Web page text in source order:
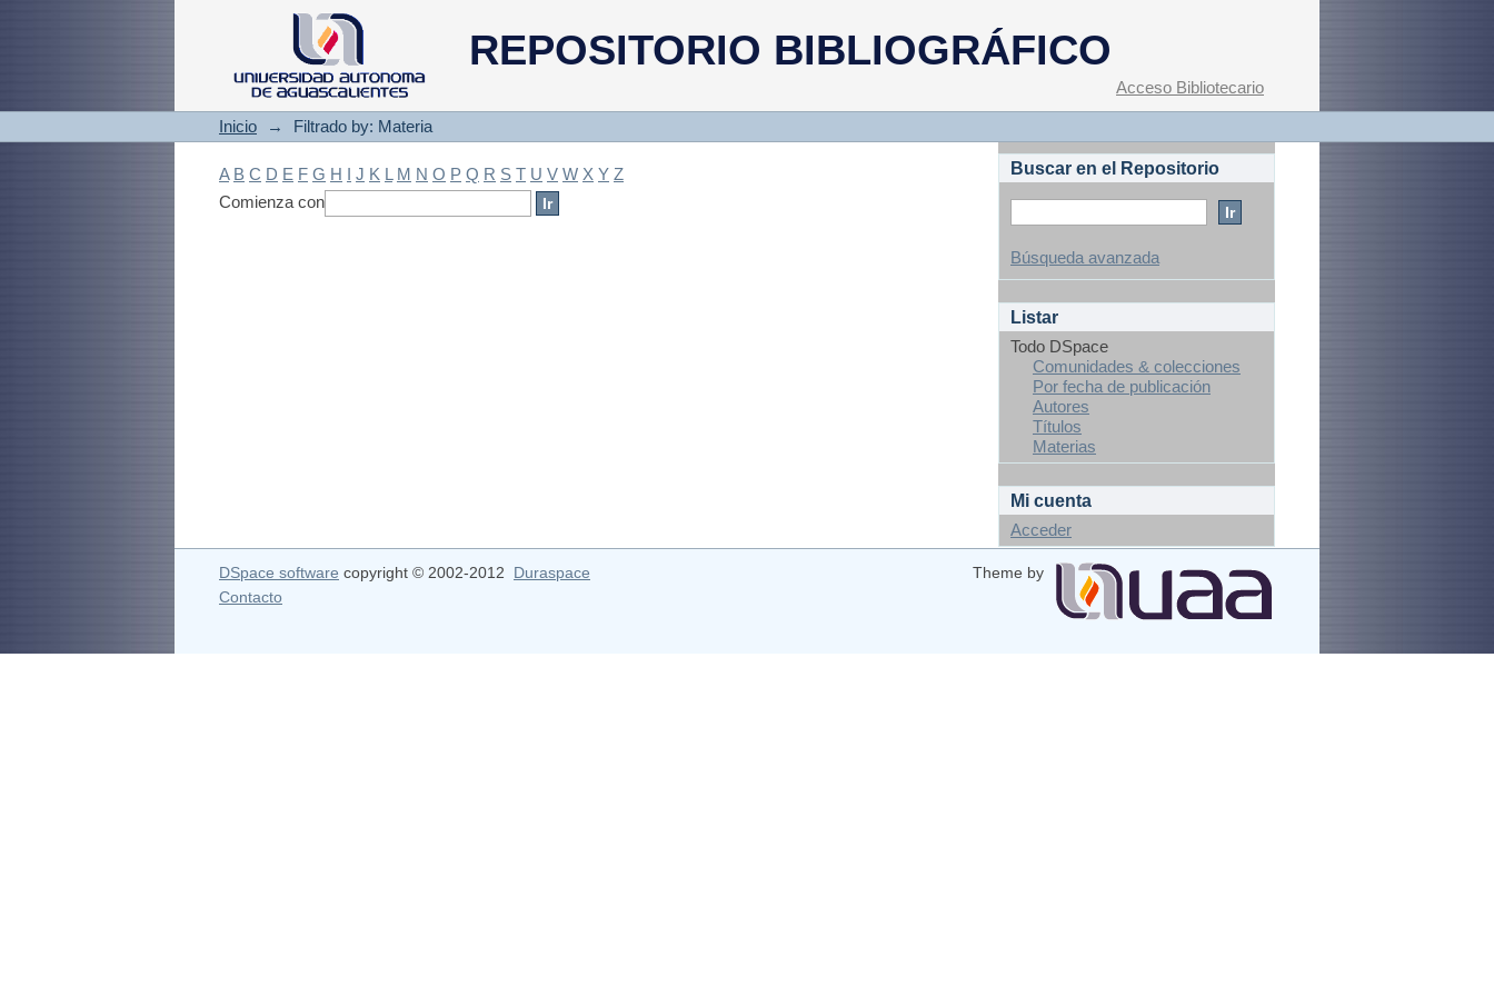
REPOSITORIO BIBLIOGRÁFICO
Filtrado by: Materia
Acceso Bibliotecario
Inicio → Filtrado by: Materia
A B C D E F G H I J K L M N O P Q R S T U V W X Y Z
Comienza con
Buscar en el Repositorio
Búsqueda avanzada
Listar
Todo DSpace
Comunidades & colecciones
Por fecha de publicación
Autores
Títulos
Materias
Mi cuenta
Acceder
DSpace software copyright © 2002-2012 Duraspace
Theme by
Contacto